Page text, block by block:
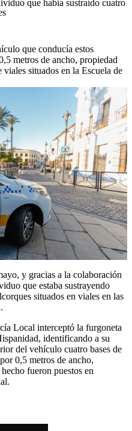
que había sustraído cuatro
que conducía estos
metros de ancho, propiedad
situados en la Escuela de
y gracias a la colaboración
que estaba sustrayendo
situados en viales en las
Local interceptó la furgoneta
identificando a su
del vehículo cuatro bases de
0,5 metros de ancho,
fueron puestos en